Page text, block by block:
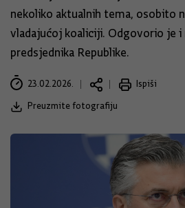
nekoliko aktualnih tema, osobito
vladajućoj koaliciji. Odgovorio je i
predsjednika Republike.
23.02.2026.
Ispiši
Preuzmite fotografiju